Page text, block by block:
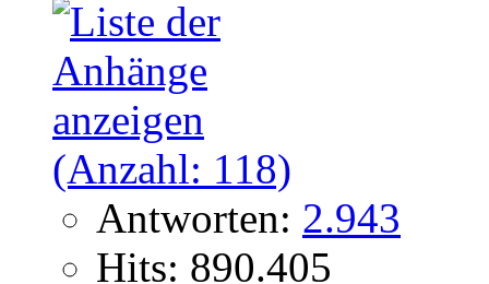
Antworten: 2.943
Hits: 890.405